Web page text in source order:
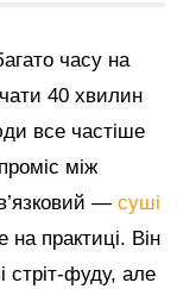
часу на
40 хвилин
все частіше
між
— суші
практиці. Він
стріт-фуду, але